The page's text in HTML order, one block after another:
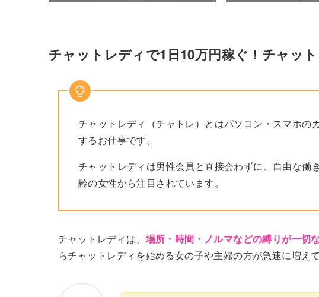
チャットレディで1日10万円稼ぐ！チャッ
チャットレディ（チャトレ）とはパソコン・スマホの
するお仕事です。
チャットレディは男性会員と直接会わずに、自由な働
齢の女性から注目されています。
チャットレディは、 場所・時間・ノルマなどの縛りが一切
らチャットレディを始める女の子や主婦の方が急速に増えて